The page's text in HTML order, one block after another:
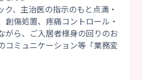
ク、主治医の指示のもと点滴・
創傷処置、疼痛コントロール・
がら、ご入居者様身の回りのお
コミュニケーション等「業務変